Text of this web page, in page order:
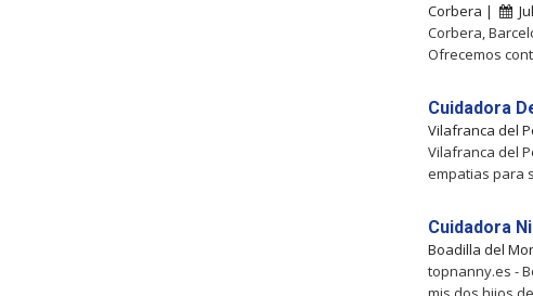
Corbera |
Corbera,
Ofrecemos
Cuidadora
Vilafranca del
Vilafranca del
empatias para
Cuidadora
Boadilla del
topnanny.es -